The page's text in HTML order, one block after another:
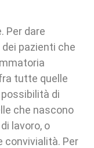
Per dare
pazienti che
tutte quelle
di
che nascono
lavoro, o
convivialità. Per